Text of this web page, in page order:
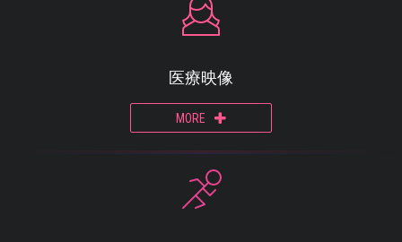
医療映像
MORE